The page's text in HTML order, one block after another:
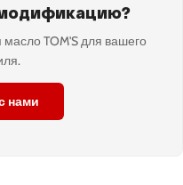
TOM'S для вашего
нами